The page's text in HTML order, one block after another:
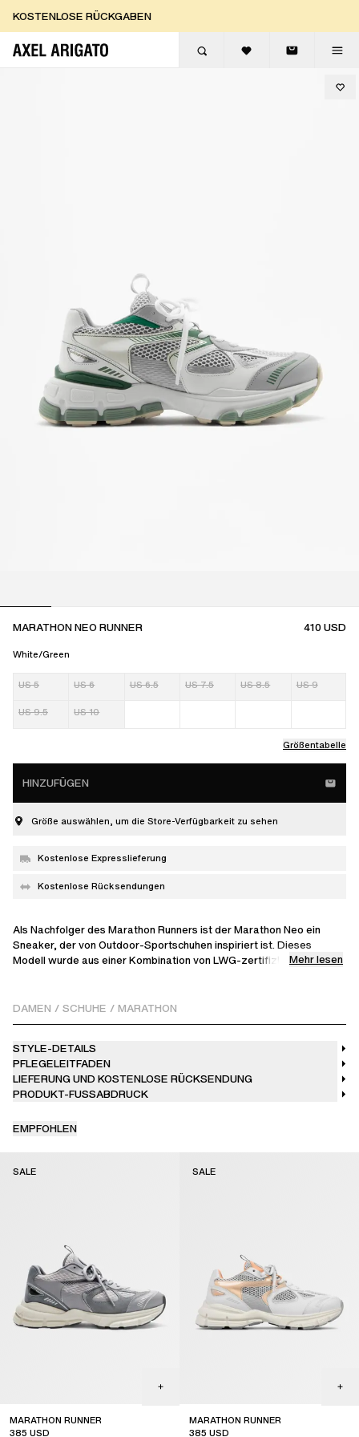
Zum Inhalt springen
KOSTENLOSE RÜCKGABEN
KOSTENLOSE EXPRESSLIEFERUNG
MARATHON NEO RUNNER 410USD
White/Green
US 5 US 6 US 6.5 US 7.5 US 8.5 US 9
US 9.5 US 10
Größentabelle
HINZUFÜGEN
Größe auswählen, um die Store-Verfügbarkeit zu sehen
Kostenlose Expresslieferung
Kostenlose Rücksendungen
Als Nachfolger des Marathon Runners ist der Marathon Neo ein
Sneaker, der von Outdoor-Sportschuhen inspiriert ist. Dieses
Modell wurde aus einer Kombination von LWG-zertifiziertem Leder
speziell geformte und farblich abgestimmte Sohlen. Von der Ferse
bis hin zu den Zehen verlaufen reflektierende Streifen.
Mehr lesen
DAMEN / SCHUHE / MARATHON
STYLE-DETAILS
PFLEGELEITFADEN
LIEFERUNG UND KOSTENLOSE RÜCKSENDUNG
PRODUKT-FUSSABDRUCK
EMPFOHLEN
MARATHON RUNNER
385 USD
SALE
MARATHON RUNNER
385 USD
SALE